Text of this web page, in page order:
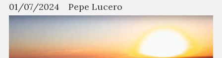
Pepe Lucero
01/07/2024